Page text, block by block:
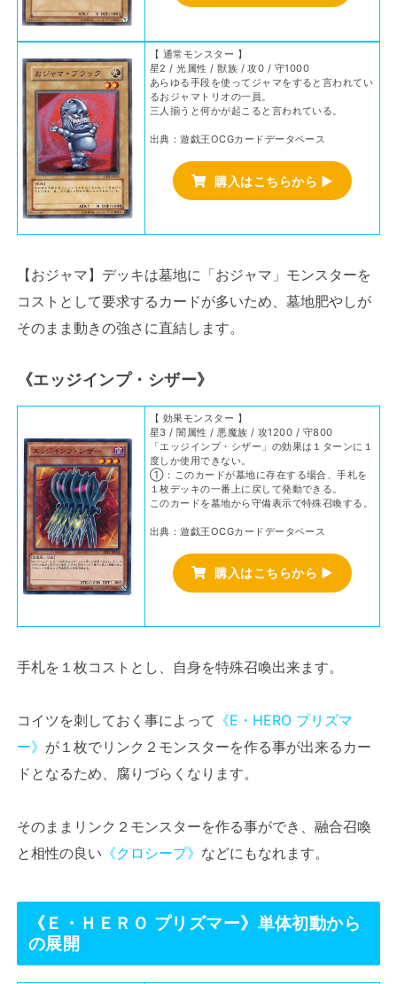
【 通常モンスター 】
星2 / 光属性 / 獣族 / 攻0 / 守1000
あらゆる手段を使ってジャマをすると言われてい
るおジャマトリオの一員。
三人揃うと何かが起こると言われている。
出典：遊戯王OCGカードデータベース
購入はこちらから ▶
【おジャマ】デッキは墓地に「おジャマ」モンスターを
コストとして要求するカードが多いため、墓地肥やしが
そのまま動きの強さに直結します。
《エッジインプ・シザー》
【 効果モンスター 】
星3 / 闇属性 / 悪魔族 / 攻1200 / 守800
「エッジインプ・シザー」の効果は１ターンに１
度しか使用できない。
①：このカードが墓地に存在する場合、手札を
１枚デッキの一番上に戻して発動できる。
このカードを墓地から守備表示で特殊召喚する。
出典：遊戯王OCGカードデータベース
購入はこちらから ▶
手札を１枚コストとし、自身を特殊召喚出来ます。
コイツを刺しておく事によって 《E・HERO プリズマ
ー》 が１枚でリンク２モンスターを作る事が出来るカー
ドとなるため、腐りづらくなります。
そのままリンク２モンスターを作る事ができ、融合召喚
と相性の良い 《クロシープ》 などにもなれます。
《Ｅ・ＨＥＲＯ プリズマー》単体初動から
の展開